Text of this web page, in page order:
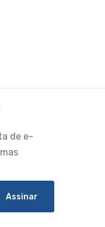
de e-
Assinar